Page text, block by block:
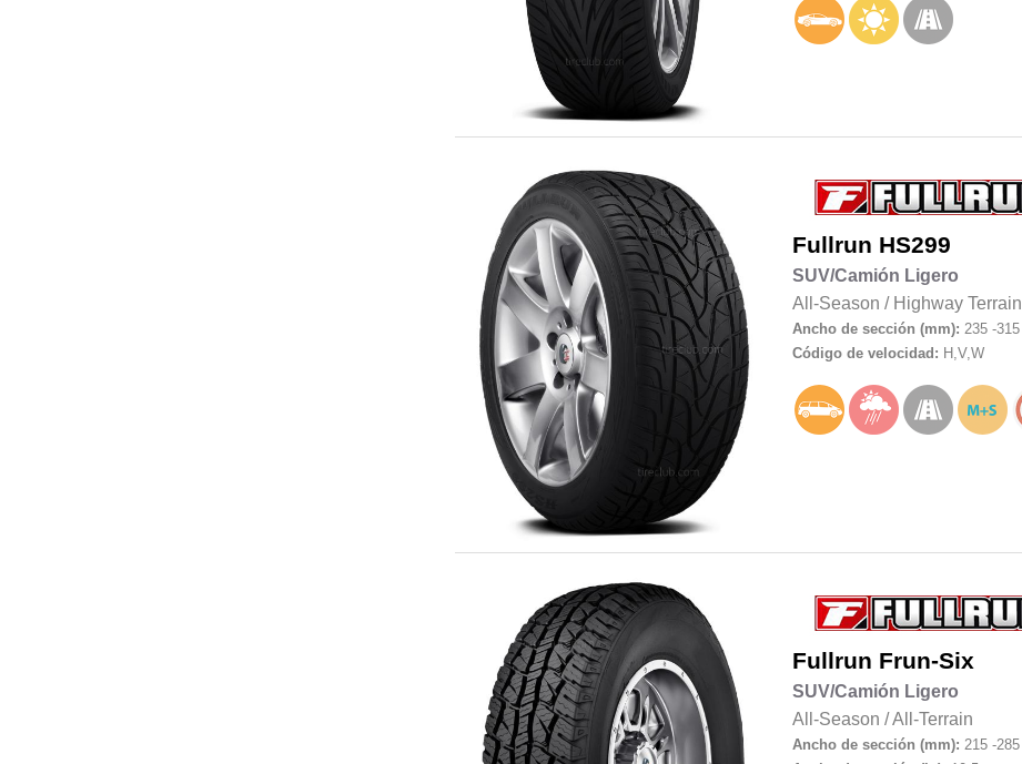
Fullrun HS299
SUV/Camión Ligero
All-Season / Highway Terrain
Ancho de sección (mm): 235 -315
Código de velocidad: H,V,W
Fullrun Frun-Six
SUV/Camión Ligero
All-Season /All-Terrain
Ancho de sección (mm): 215 -285